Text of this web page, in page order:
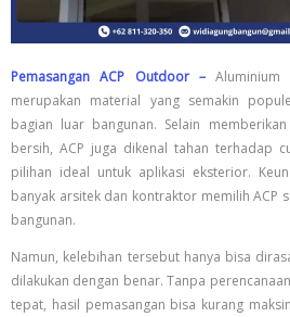
Pemasangan ACP Outdoor – Aluminium
merupakan material yang semakin
bagian luar bangunan. Selain
bersih, ACP juga dikenal tahan terhadap
pilihan ideal untuk aplikasi eksterior.
banyak arsitek dan kontraktor memilih ACP
bangunan.
Namun, kelebihan tersebut hanya bisa
dilakukan dengan benar. Tanpa
tepat, hasil pemasangan bisa kurang